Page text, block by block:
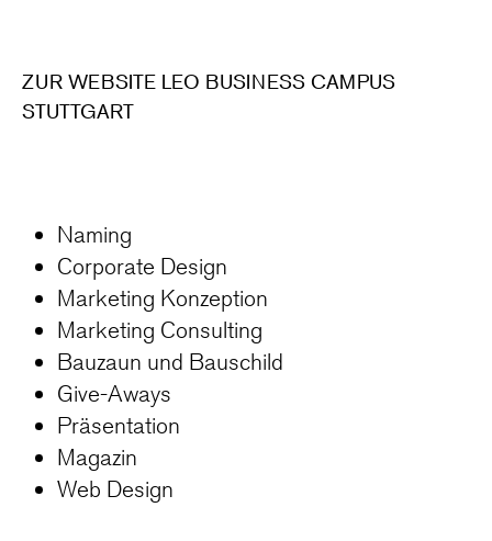
ZUR WEBSITE LEO BUSINESS CAMPUS
STUTTGART
Naming
Corporate Design
Marketing Konzeption
Marketing Consulting
Bauzaun und Bauschild
Give-Aways
Präsentation
Magazin
Web Design